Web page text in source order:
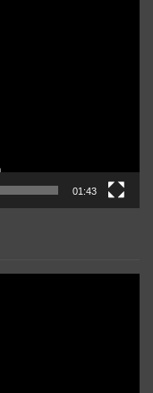
01:43